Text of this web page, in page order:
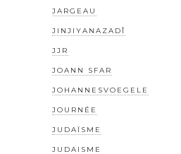
JARGEAU
JINJIYANAZADÎ
JJR
JOANN SFAR
JOHANNESVOEGELE
JOURNÉE
JUDAÏSME
JUDAISME